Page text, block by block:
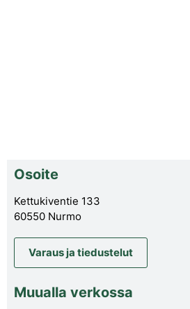
Osoite
Kettukiventie 133
60550 Nurmo
Varaus ja tiedustelut
Muualla verkossa